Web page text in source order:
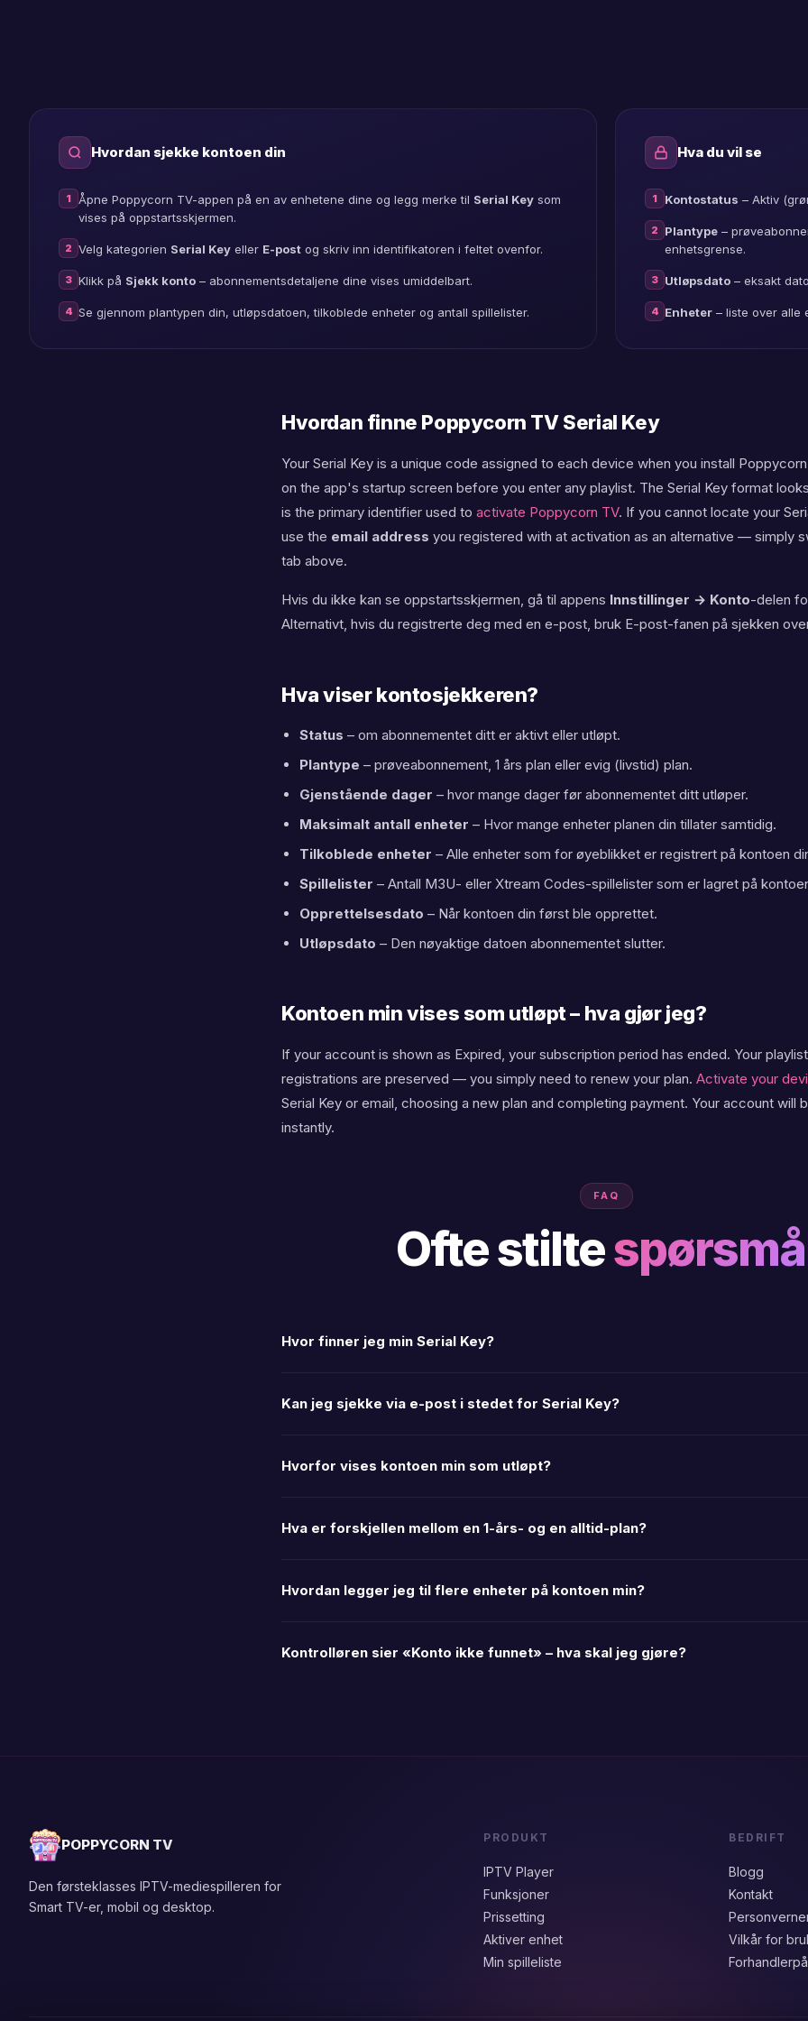
player
macos
player
ios
player
iphone
player
lg
player
samsung
player
account
checker
Hvordan sjekke kontoen din
1 Åpne Poppycorn TV-appen på en av enhetene dine og legg merke til Serial Key som
vises på oppstartsskjermen.
2 Velg kategorien Serial Key eller E-post og skriv inn identifikatoren i feltet ovenfor.
3 Klikk på Sjekk konto – abonnementsdetaljene dine vises umiddelbart.
4 Se gjennom plantypen din, utløpsdatoen, tilkoblede enheter og antall spillelister.
Hva du vil se
1 Kontostatus – Aktiv
2 Plantype –
enhetsgrense.
3 Utløpsdato – eksakt
4 Enheter – liste over alle
Hvordan finne Poppycorn TV Serial Key
Your Serial Key is a unique code assigned to each device when you install
on the app's startup screen before you enter any playlist. The Serial Key format
is the primary identifier used to activate Poppycorn TV. If you cannot locate your
use the email address you registered with at activation as an alternative — simply
tab above.
Hvis du ikke kan se oppstartsskjermen, gå til appens Innstillinger → Konto-delen
Alternativt, hvis du registrerte deg med en e-post, bruk E-post-fanen på sjekken
Hva viser kontosjekkeren?
Status – om abonnementet ditt er aktivt eller utløpt.
Plantype – prøveabonnement, 1 års plan eller evig (livstid) plan.
Gjenstående dager – hvor mange dager før abonnementet ditt utløper.
Maksimalt antall enheter – Hvor mange enheter planen din tillater samtidig.
Tilkoblede enheter – Alle enheter som for øyeblikket er registrert på kontoen
Spillelister – Antall M3U- eller Xtream Codes-spillelister som er lagret på
Opprettelsesdato – Når kontoen din først ble opprettet.
Utløpsdato – Den nøyaktige datoen abonnementet slutter.
Kontoen min vises som utløpt – hva gjør jeg?
If your account is shown as Expired, your subscription period has ended. Your
registrations are preserved — you simply need to renew your plan. Activate your
Serial Key or email, choosing a new plan and completing payment. Your account will
instantly.
FAQ
Ofte stilte
Hvor finner jeg min Serial Key?
Kan jeg sjekke via e-post i stedet for Serial Key?
Hvorfor vises kontoen min som utløpt?
Hva er forskjellen mellom en 1-års- og en alltid-plan?
Hvordan legger jeg til flere enheter på kontoen min?
Kontrolløren sier «Konto ikke funnet» – hva skal jeg gjøre?
POPPYCORN TV
Den førsteklasses IPTV-mediespilleren for
Smart TV-er, mobil og desktop.
PRODUKT
IPTV Player
Funksjoner
Prissetting
Aktiver enhet
Min spilleliste
BEDRIFT
Blogg
Kontakt
Vilkår for